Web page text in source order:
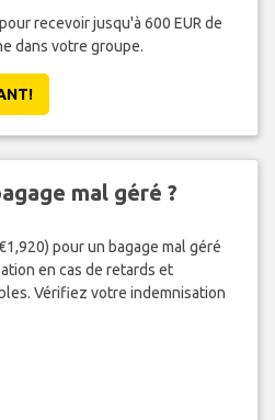
recevoir jusqu'à 600 EUR de
dans votre groupe.
mal géré ?
pour un bagage mal géré
en cas de retards et
Vérifiez votre indemnisation